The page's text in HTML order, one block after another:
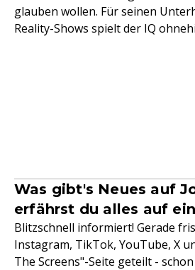
glauben wollen. Für seinen
Reality-Shows spielt der IQ
Was gibt's Neues auf
erfährst du alles auf
Blitzschnell informiert! Gerade
Instagram, TikTok, YouTube, X
The Screens"-Seite geteilt -